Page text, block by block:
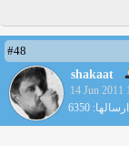
#48
shakaat
14 Jun 2011
ارسالها: 6350